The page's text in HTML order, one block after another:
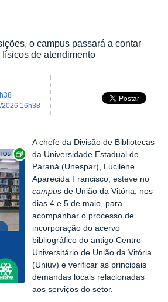
o campus passará a contar
de atendimento
2026 16h38
Exibir carrossel de imagens
A chefe da Divisão de Bibliotecas
da Universidade Estadual do
Paraná (Unespar), Lucilene
Aparecida Francisco, esteve no
campus de União da Vitória, nos
dias 4 e 5 de maio, para
acompanhar o processo de
incorporação do acervo
bibliográfico do antigo Centro
Universitário de União da Vitória
(Uniuv) e verificar as principais
demandas locais relacionadas
aos serviços do setor.